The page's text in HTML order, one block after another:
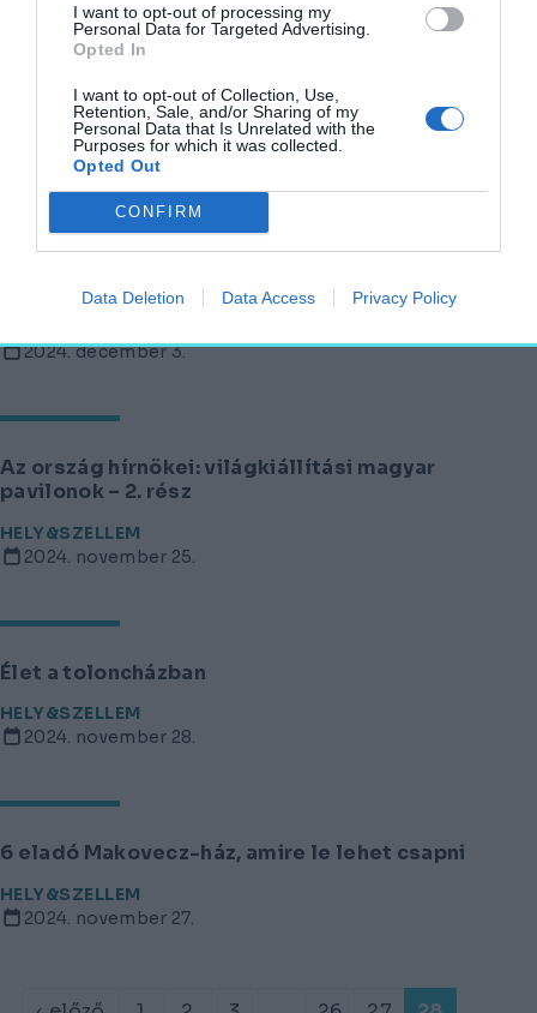
I want to opt-out of processing my
Personal Data for Targeted Advertising.
Opted In
I want to opt-out of Collection, Use,
Retention, Sale, and/or Sharing of my
Personal Data that Is Unrelated with the
Purposes for which it was collected.
Opted Out
CONFIRM
Data Deletion Data Access Privacy Policy
Most olcsón vehet bárki komplett romániai
panelházakat
HELY&SZELLEM
2024. december 8.
Népszínház utca
2024. december 3.
Az ország hírnökei: világkiállítási magyar
pavilonok – 2. rész
HELY&SZELLEM
2024. november 25.
Élet a toloncházban
HELY&SZELLEM
2024. november 28.
6 eladó Makovecz-ház, amire le lehet csapni
HELY&SZELLEM
2024. november 27.